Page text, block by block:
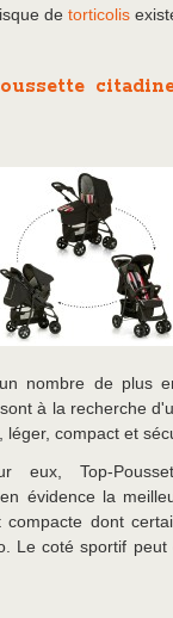
de torticolis
nombre de plus
à la recherche
compact et
eux, Top-
évidence la
compacte dont
Le coté sportif